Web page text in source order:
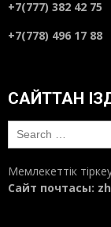
+7(777) 382 42 75
+7(778) 496 17 88
САЙТТАН
Search
for:
Мемлекеттік
Сайт почтасы: